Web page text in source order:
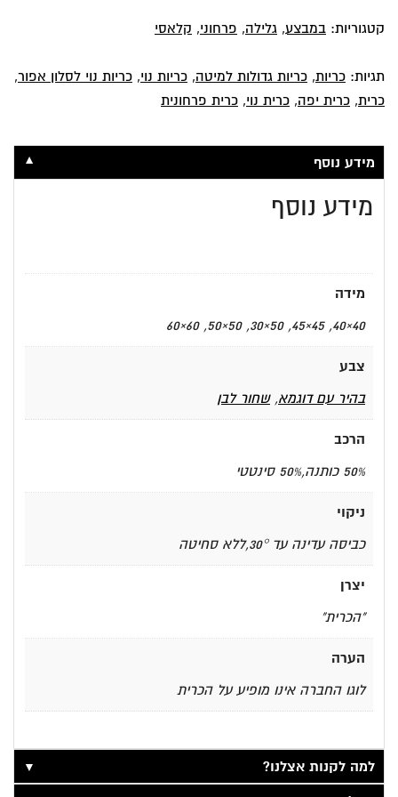
קטגוריות: במבצע, גלילה, פרחוני, קלאסי
תגיות: כריות, כריות גדולות למיטה, כריות נוי, כריות נוי לסלון אפור,
כרית, כרית יפה, כרית נוי, כרית פרחונית
מידע נוסף ▼
מידע נוסף
מידה
40×40, 45×45, 50×30, 50×50, 60×60
צבע
בהיר עם דוגמא,שחור לבן
הרכב
50% כותנה,50% סינטטי
ניקוי
כביסה עדינה עד 30°,ללא סחיטה
יצרן
"הכרית"
הערה
לוגו החברה אינו מופיע על הכרית
למה לקנות אצלנו?
▼